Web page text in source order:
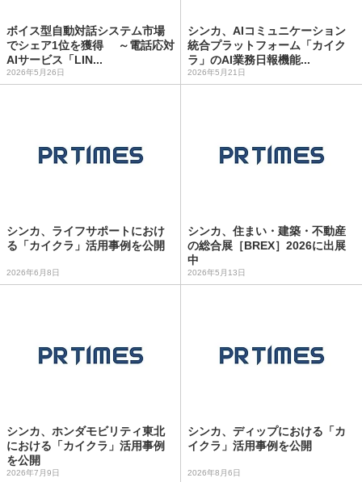
ボイス型自動対話システム市場
でシェア1位を獲得 ～電話応対
AIサービス「LIN...
2026年5月26日
シンカ、AIコミュニケーション
統合プラットフォーム「カイク
ラ」のAI業務日報機能...
2026年5月21日
シンカ、ライフサポートにおけ
る「カイクラ」活用事例を公開
2026年6月8日
シンカ、住まい・建築・不動産
の総合展［BREX］2026に出展
中
2026年5月13日
シンカ、ホンダモビリティ東北
における「カイクラ」活用事例
を公開
2026年7月9日
シンカ、ディップにおける「カ
イクラ」活用事例を公開
2026年8月6日